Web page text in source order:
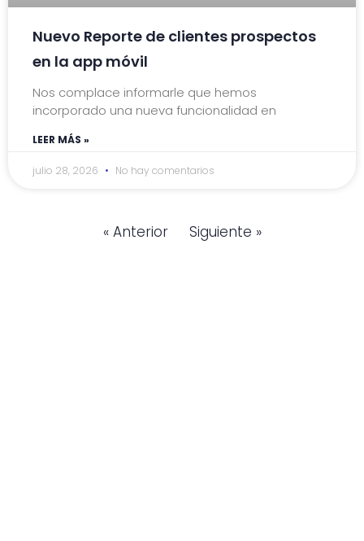
Nuevo Reporte de clientes prospectos
en la app móvil
Nos complace informarle que hemos
incorporado una nueva funcionalidad en
LEER MÁS »
julio 28, 2026 No hay comentarios
« Anterior Siguiente »